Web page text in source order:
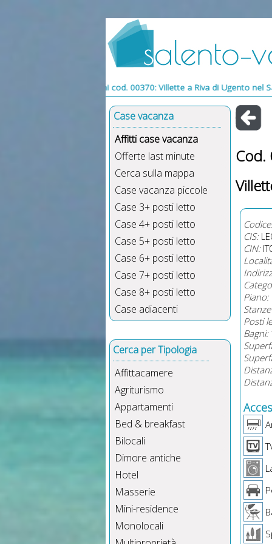
Recensioni cod. 00370: Villette a Riva di Ugento nel Salento.
Case vacanza
Affitti case vacanza
Offerte last minute
Cerca sulla mappa
Case vacanza piccole
Case 3+ posti letto
Case 4+ posti letto
Case 5+ posti letto
Case 6+ posti letto
Case 7+ posti letto
Case 8+ posti letto
Case adiacenti
Cerca per Tipologia
Affittacamere
Agriturismo
Appartamenti
Bed & breakfast
Bilocali
Dimore antiche
Hotel
Masserie
Mini-residence
Monolocali
Cod.
CIS:
CIN:
Piano:
Posti
Bagni: